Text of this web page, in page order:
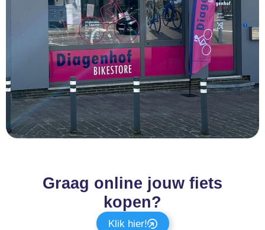
Graag online jouw fiets
kopen?
Klik hier!